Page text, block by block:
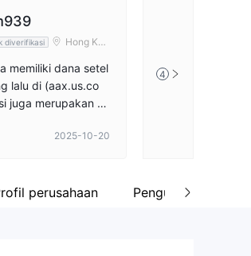
diverifikasi
Hong Kon
memiliki dana setel
lalu di (aax.us.co
juga merupakan ka
layanan. Tidak per
2025-10-20
4
perusahaan Pengungkapan